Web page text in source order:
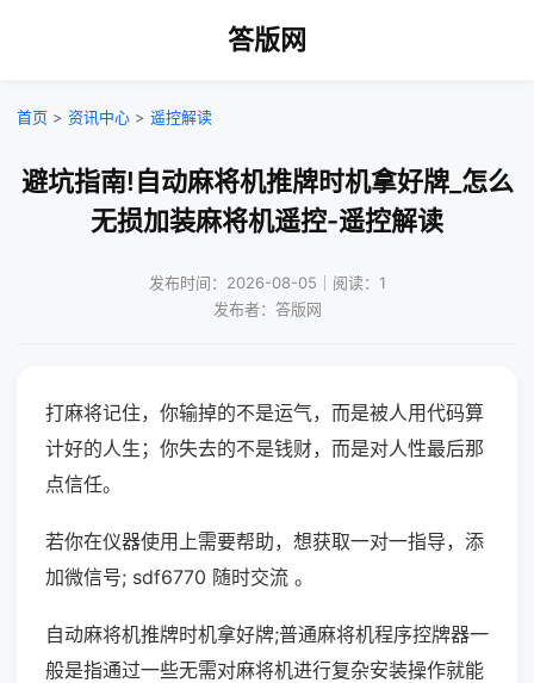
答版网
首页 > 资讯中心 > 遥控解读
避坑指南!自动麻将机推牌时机拿好牌_怎么
无损加装麻将机遥控-遥控解读
发布时间：2026-08-05｜阅读：1
发布者：答版网
打麻将记住，你输掉的不是运气，而是被人用代码算
计好的人生；你失去的不是钱财，而是对人性最后那
点信任。
若你在仪器使用上需要帮助，想获取一对一指导，添
加微信号; sdf6770 随时交流 。
自动麻将机推牌时机拿好牌;普通麻将机程序控牌器一
般是指通过一些无需对麻将机进行复杂安装操作就能